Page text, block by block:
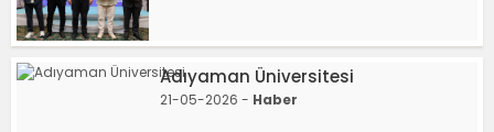
Adıyaman Üniversitesi
21-05-2026 - Haber